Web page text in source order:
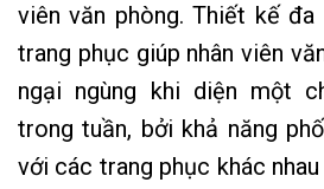
viên văn phòng. Thiết kế
trang phục giúp nhân viên
ngại ngùng khi diện một
trong tuần, bởi khả năng
với các trang phục khác